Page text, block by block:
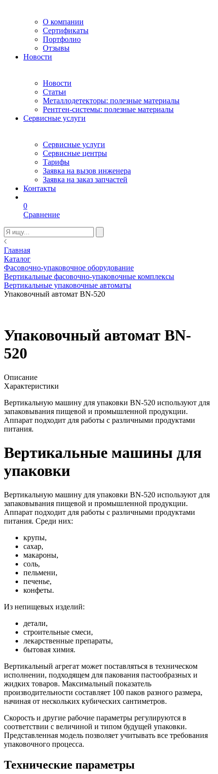
О компании
Сертификаты
Портфолио
Отзывы
Новости
Новости
Статьи
Металлодетекторы: полезные материалы
Рентген-системы: полезные материалы
Сервисные услуги
Сервисные услуги
Сервисные центры
Тарифы
Заявка на вызов инженера
Заявка на заказ запчастей
Контакты
0
Сравнение
Главная
Каталог
Фасовочно-упаковочное оборудование
Вертикальные фасовочно-упаковочные комплексы
Вертикальные упаковочные автоматы
Упаковочный автомат BN-520
Упаковочный автомат BN-
520
Описание
Характеристики
Вертикальную машину для упаковки BN-520 используют для
запаковывания пищевой и промышленной продукции.
Аппарат подходит для работы с различными продуктами
питания.
Вертикальные машины для
упаковки
Вертикальную машину для упаковки BN-520 используют для
запаковывания пищевой и промышленной продукции.
Аппарат подходит для работы с различными продуктами
питания. Среди них:
крупы,
сахар,
макароны,
соль,
пельмени,
печенье,
конфеты.
Из непищевых изделий:
детали,
строительные смеси,
лекарственные препараты,
бытовая химия.
Вертикальный агрегат может поставляться в техническом
исполнении, подходящем для пакования пастообразных и
жидких товаров. Максимальный показатель
производительности составляет 100 паков разного размера,
начиная от нескольких кубических сантиметров.
Скорость и другие рабочие параметры регулируются в
соответствии с величиной и типом будущей упаковки.
Представленная модель позволяет учитывать все требования
упаковочного процесса.
Технические параметры